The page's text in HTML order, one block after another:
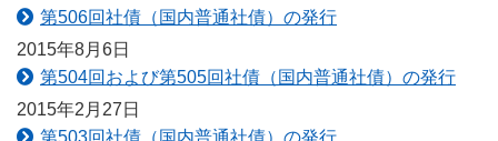
第506回社債（国内普通社債）の発行
2015年8月6日
第504回および第505回社債（国内普通社債）の発行
2015年2月27日
第503回社債（国内普通社債）の発行